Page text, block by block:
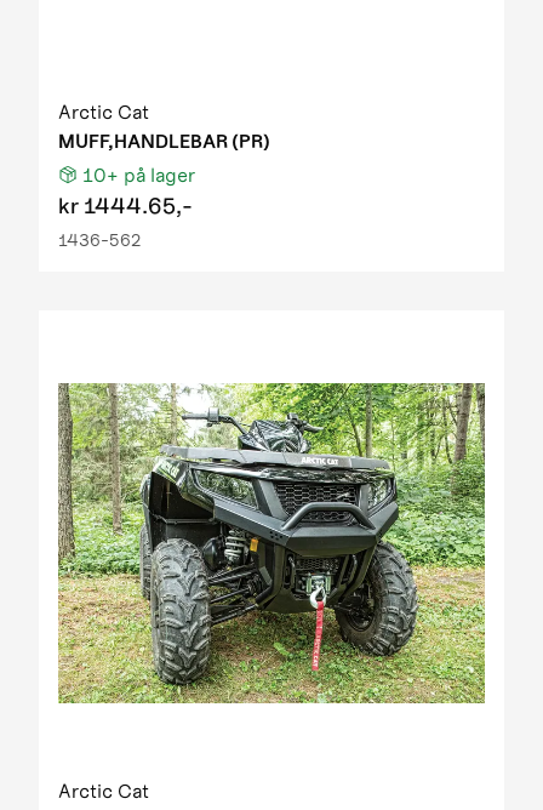
Arctic Cat
MUFF,HANDLEBAR (PR)
10+ på lager
kr 1444.65,-
1436-562
Arctic Cat